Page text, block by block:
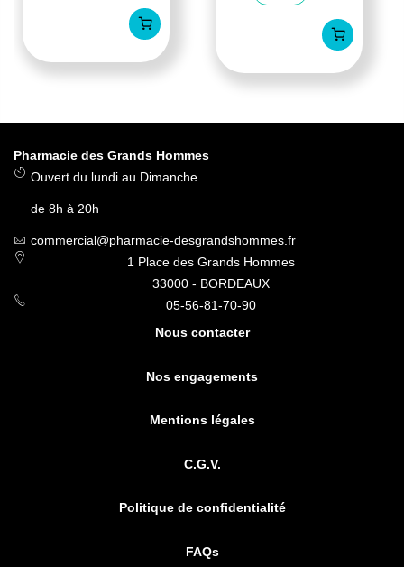
Pharmacie des Grands Hommes
Ouvert du lundi au Dimanche
de 8h à 20h
commercial@pharmacie-desgrandshommes.fr
1 Place des Grands Hommes
33000 - BORDEAUX
05-56-81-70-90
Nous contacter
Nos engagements
Mentions légales
C.G.V.
Politique de confidentialité
FAQs